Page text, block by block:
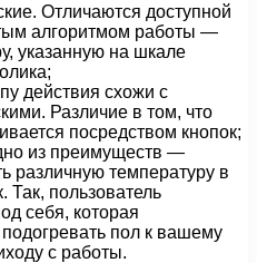
Отличаются доступной
алгоритмом работы —
указанную на шкале
действия схожи с
Различие в том, что
посредством кнопок;
из преимуществ —
различную температуру в
Так, пользователь
себя, которая
пол к вашему
с работы.